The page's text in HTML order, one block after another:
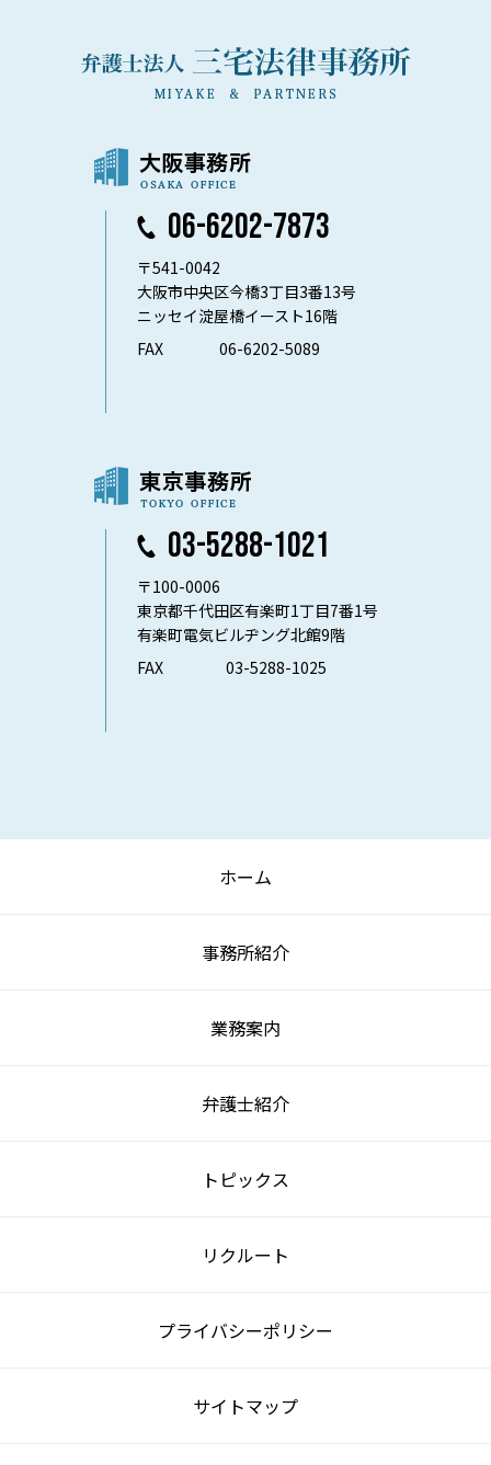
06-6202-7873
〒541-0042
大阪市中央区今橋3丁目3番13号
ニッセイ淀屋橋イースト16階
FAX
06-6202-5089
03-5288-1021
〒100-0006
東京都千代田区有楽町1丁目7番1号
有楽町電気ビルヂング北館9階
FAX
03-5288-1025
ホーム
事務所紹介
業務案内
弁護士紹介
トピックス
リクルート
プライバシーポリシー
サイトマップ